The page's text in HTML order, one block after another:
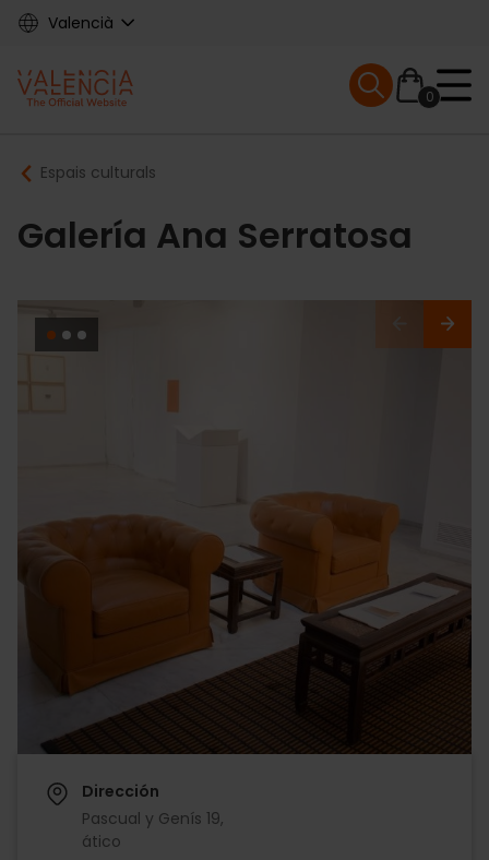
Skip
content
Valencià
Main
navigation
0
Mobile menu
Breadcrumb
Espais culturals
Galería Ana Serratosa
Dirección
Pascual y Genís 19,
ático